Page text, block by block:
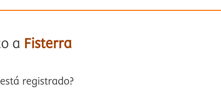
a Fisterra
está registrado?